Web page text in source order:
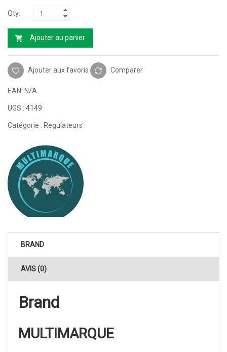
Ajouter au panier
Ajouter aux favoris Comparer
EAN: N/A
UGS : 4149
Catégorie : Regulateurs
BRAND
AVIS (0)
Brand
MULTIMARQUE